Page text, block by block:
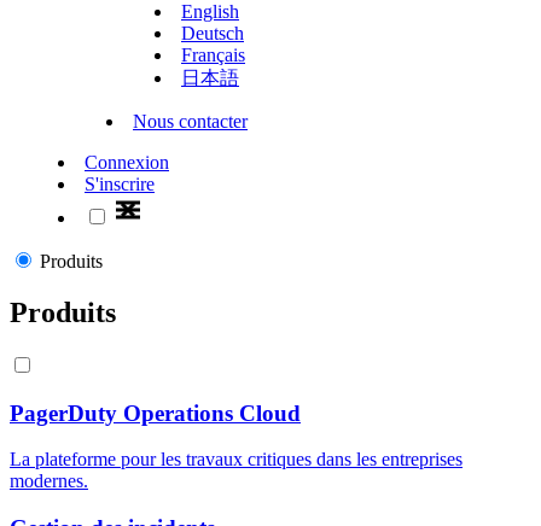
English
Deutsch
Français
日本語
Nous contacter
Connexion
S'inscrire
Produits
Produits
PagerDuty Operations Cloud
La plateforme pour les travaux critiques dans les entreprises
modernes.